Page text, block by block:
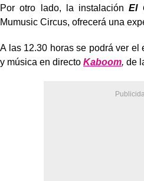
Por otro lado, la instalaciónEl
Mumusic Circus, ofrecerá una
A las 12.30 horas se podrá ver el
y música en directo Kaboom, de